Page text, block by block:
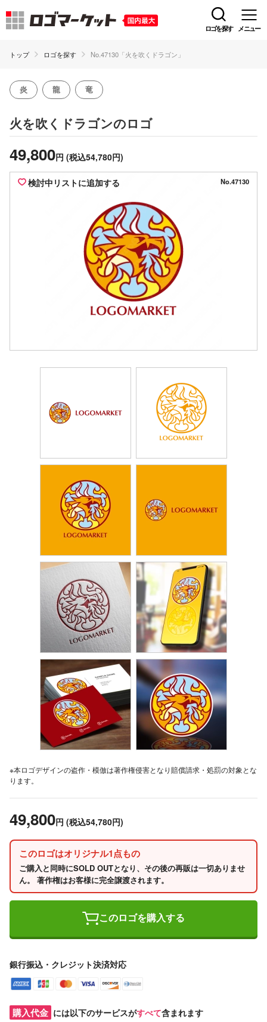
ロゴを探す メニュー
トップ ロゴを探す No.47130「火を吹くドラゴン」
炎 龍 竜
火を吹くドラゴンのロゴ
49,800円 (税込54,780円)
検討中リストに追加する No.47130
※本ロゴデザインの盗作・模倣は著作権侵害となり賠償請求・処罰の対象とな
ります。
49,800円 (税込54,780円)
このロゴはオリジナル1点もの
ご購入と同時にSOLD OUTとなり、その後の再販は一切ありませ
ん。 著作権はお客様に完全譲渡されます。
このロゴを購入する
銀行振込・クレジット決済対応
購入代金 には以下のサービスがすべて含まれます